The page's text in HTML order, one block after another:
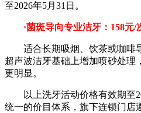
至2026年5月31日。
·菌斑导向专业洁牙：158元/
适合长期吸烟、饮茶或咖啡
超声波洁牙基础上增加喷砂处理
更明显。
以上洗牙活动价格有效期至
统一的价目体系，旗下连锁门店